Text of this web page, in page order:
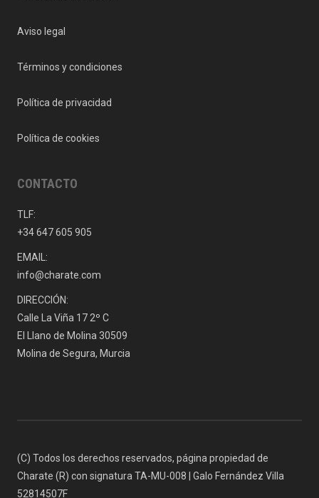
Aviso legal
Términos y condiciones
Política de privacidad
Política de cookies
CONTACTO
TLF:
+34 647 605 905
EMAIL:
info@charate.com
DIRECCIÓN:
Calle La Viña 17 2º C
El Llano de Molina 30509
Molina de Segura, Murcia
(C) Todos los derechos reservados, página propiedad de
Charate (R) con signatura TA-MU-008 | Galo Fernández Villa
52814507F